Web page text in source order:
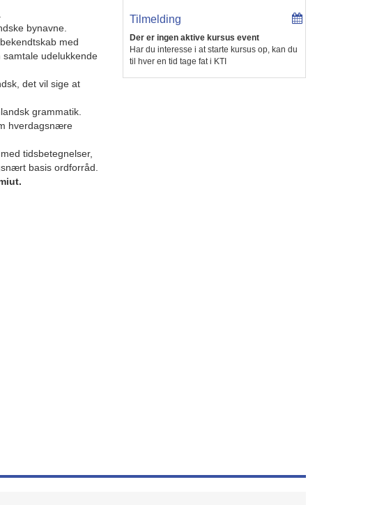
bynavne.
med
udelukkende
vil sige at
grammatik.
basis ordforråd.
Tilmelding
Der er ingen aktive kursus event
Har du interesse i at starte kursus op, kan du
til hver en tid tage fat i KTI